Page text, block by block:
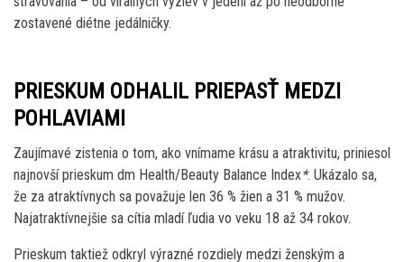
zostavené diétne jedálničky.
PRIESKUM ODHALIL PRIEPASŤ MEDZI
POHLAVIAMI
Zaujímavé zistenia o tom, ako vnímame krásu a atraktivitu, priniesol
najnovší prieskum dm Health/Beauty Balance Index*. Ukázalo sa,
že za atraktívnych sa považuje len 36 % žien a 31 % mužov.
Najatraktívnejšie sa cítia mladí ľudia vo veku 18 až 34 rokov.
Prieskum taktiež odkryl výrazné rozdiely medzi ženským a